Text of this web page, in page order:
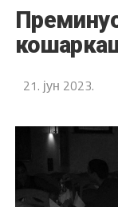
21. јун 2023.